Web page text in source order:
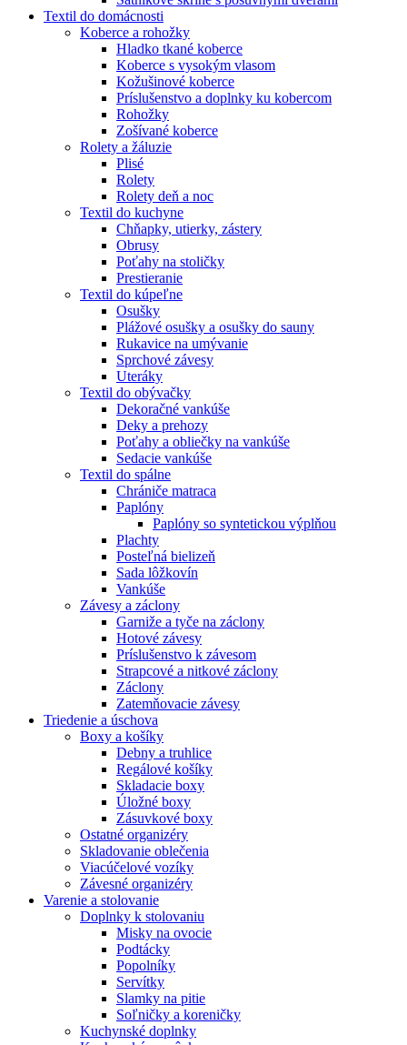
Textil do domácnosti
Koberce a rohožky
Hladko tkané koberce
Koberce s vysokým vlasom
Kožušinové koberce
Príslušenstvo a doplnky ku kobercom
Rohožky
Zošívané koberce
Rolety a žáluzie
Plisé
Rolety
Rolety deň a noc
Textil do kuchyne
Chňapky, utierky, zástery
Obrusy
Poťahy na stoličky
Prestieranie
Textil do kúpeľne
Osušky
Plážové osušky a osušky do sauny
Rukavice na umývanie
Sprchové závesy
Uteráky
Textil do obývačky
Dekoračné vankúše
Deky a prehozy
Poťahy a obliečky na vankúše
Sedacie vankúše
Textil do spálne
Chrániče matraca
Paplóny
Paplóny so syntetickou výplňou
Plachty
Posteľná bielizeň
Sada lôžkovín
Vankúše
Závesy a záclony
Garniže a tyče na záclony
Hotové závesy
Príslušenstvo k závesom
Strapcové a nitkové záclony
Záclony
Zatemňovacie závesy
Triedenie a úschova
Boxy a košíky
Debny a truhlice
Regálové košíky
Skladacie boxy
Úložné boxy
Zásuvkové boxy
Ostatné organizéry
Skladovanie oblečenia
Viacúčelové vozíky
Závesné organizéry
Varenie a stolovanie
Doplnky k stolovaniu
Misky na ovocie
Podtácky
Popolníky
Servítky
Slamky na pitie
Soľničky a koreničky
Kuchynské doplnky